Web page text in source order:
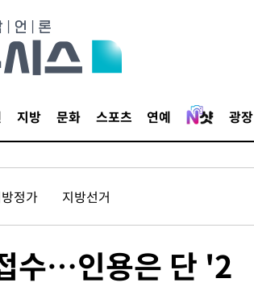
지방 문화 스포츠 연예 광장
정가 지방선거
수…인용은 단 '2